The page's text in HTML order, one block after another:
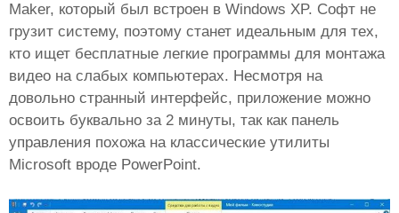
Maker, который был встроен в Windows XP. Софт не
грузит систему, поэтому станет идеальным для тех,
кто ищет бесплатные легкие программы для монтажа
видео на слабых компьютерах. Несмотря на
довольно странный интерфейс, приложение можно
освоить буквально за 2 минуты, так как панель
управления похожа на классические утилиты
Microsoft вроде PowerPoint.